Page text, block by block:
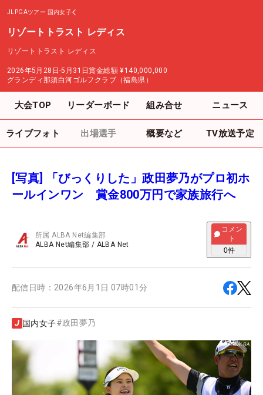
JLPGAツアー 国内女子
リゾートトラスト レディス
リゾートトラスト レディス
2026年5月28日-5月31日賞金総額 ¥140,000,000
グランディ那須白河ゴルフクラブ（福島県）
大会TOP リーダーボード 組み合せ ニュース
ライブフォト 出場選手 概要など TV放送予定
[写真] 「びっくりした」政田夢乃がプロ初ホ
ールインワン 賞金800万円で家族旅行へ
所属ALBA Net編集部
ALBA Net編集部 / ALBA Net
コメン
ト
0件
配信日時： 2026年6月1日 07時01分
国内女子#政田夢乃